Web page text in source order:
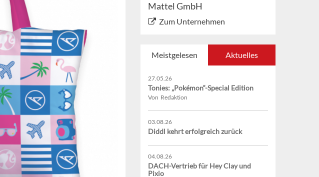
Mattel GmbH
Zum Unternehmen
Meistgelesen Aktuelles
27.05.26
Tonies: „Pokémon“-Special Edition
Von Redaktion
03.08.26
Diddl kehrt erfolgreich zurück
04.08.26
DACH-Vertrieb für Hey Clay und
Pixio